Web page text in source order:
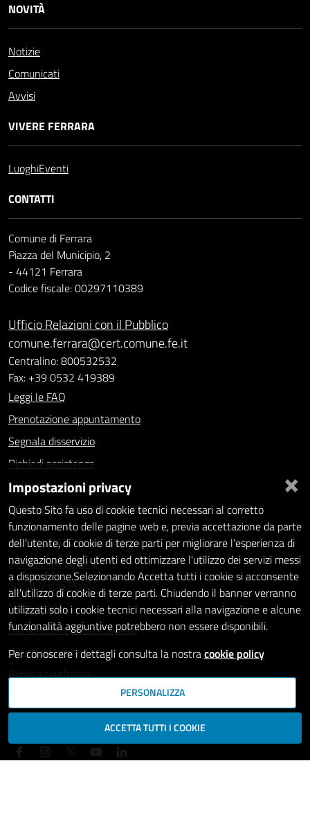
NOVITÀ
Notizie
Comunicati
Avvisi
VIVERE FERRARA
LuoghiEventi
CONTATTI
Comune di Ferrara
Piazza del Municipio, 2
- 44121 Ferrara
Codice fiscale: 00297110389
Ufficio Relazioni con il Pubblico
comune.ferrara@cert.comune.fe.it
Centralino: 800532532
Fax: +39 0532 419389
Leggi le FAQ
Prenotazione appuntamento
Segnala disservizio
Richiedi assistenza
Statistiche dei Siti web
Intranet - accesso riservato
Amministrazione trasparente
Informativa privacy
Social Media Policy
Note legali
Dichiarazione di accessibilità
Whistleblowing
Rubrica telefonica
SEGUICI SU
×
Impostazioni privacy
Questo Sito fa uso di cookie tecnici necessari al corretto
funzionamento delle pagine web e, previa accettazione da parte
dell'utente, di cookie di terze parti per migliorare l'esperienza di
navigazione degli utenti ed ottimizzare l'utilizzo dei servizi messi
a disposizione.Selezionando Accetta tutti i cookie si acconsente
all'utilizzo di cookie di terze parti. Chiudendo il banner verranno
utilizzati solo i cookie tecnici necessari alla navigazione e alcune
funzionalità aggiuntive potrebbero non essere disponibili.
Per conoscere i dettagli consulta la nostracookie policy
PERSONALIZZA
ACCETTA TUTTI I COOKIE